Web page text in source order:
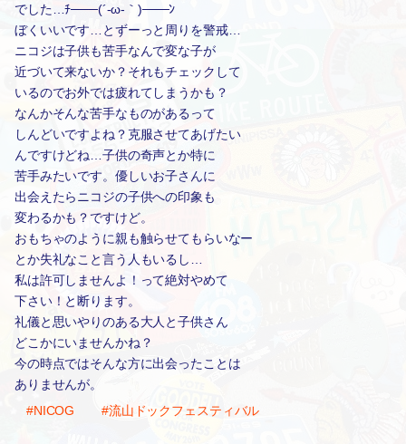
でした…ﾁ───(´-ω-｀)───ﾝ
ぼくいいです…とずーっと周りを警戒…
ニコジは子供も苦手なんで変な子が
近づいて来ないか？それもチェックして
いるのでお外では疲れてしまうかも？
なんかそんな苦手なものがあるって
しんどいですよね？克服させてあげたい
んですけどね…子供の奇声とか特に
苦手みたいです。優しいお子さんに
出会えたらニコジの子供への印象も
変わるかも？ですけど。
おもちゃのように親も触らせてもらいなー
とか失礼なこと言う人もいるし…
私は許可しませんよ！って絶対やめて
下さい！と断ります。
礼儀と思いやりのある大人と子供さん
どこかにいませんかね？
今の時点ではそんな方に出会ったことは
ありませんが。
#NICOG
#流山ドックフェスティバル